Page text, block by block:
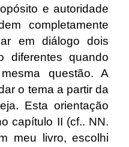
e autoridade
completamente
em diálogo dois
diferentes quando
questão. A
o tema a partir da
Esta orientação
capítulo II (cf.. NN.
meu livro, escolhi